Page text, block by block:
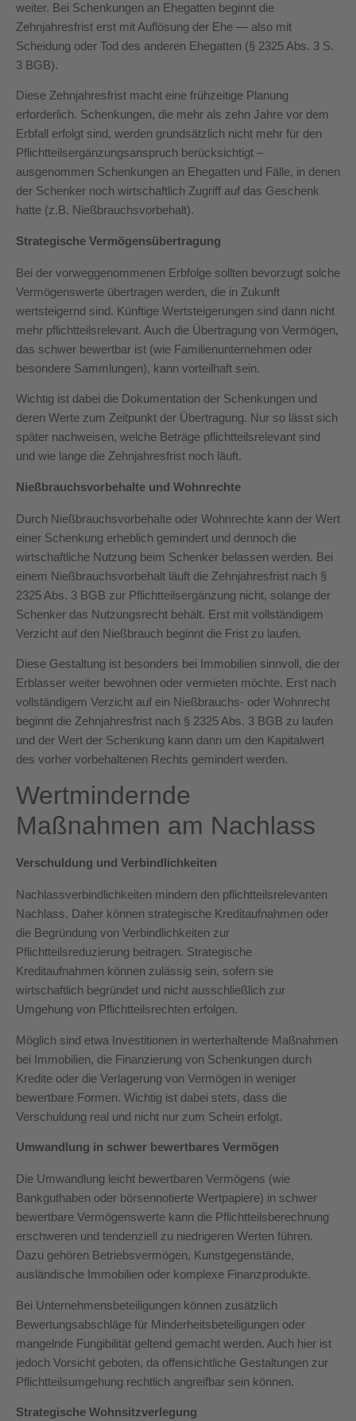
weiter. Bei Schenkungen an Ehegatten beginnt die
Zehnjahresfrist erst mit Auflösung der Ehe — also mit
Scheidung oder Tod des anderen Ehegatten (§ 2325 Abs. 3 S.
3 BGB).
Diese Zehnjahresfrist macht eine frühzeitige Planung
erforderlich. Schenkungen, die mehr als zehn Jahre vor dem
Erbfall erfolgt sind, werden grundsätzlich nicht mehr für den
Pflichtteilsergänzungsanspruch berücksichtigt –
ausgenommen Schenkungen an Ehegatten und Fälle, in denen
der Schenker noch wirtschaftlich Zugriff auf das Geschenk
hatte (z.B. Nießbrauchsvorbehalt).
Strategische Vermögensübertragung
Bei der vorweggenommenen Erbfolge sollten bevorzugt solche
Vermögenswerte übertragen werden, die in Zukunft
wertsteigernd sind. Künftige Wertsteigerungen sind dann nicht
mehr pflichtteilsrelevant. Auch die Übertragung von Vermögen,
das schwer bewertbar ist (wie Familienunternehmen oder
besondere Sammlungen), kann vorteilhaft sein.
Wichtig ist dabei die Dokumentation der Schenkungen und
deren Werte zum Zeitpunkt der Übertragung. Nur so lässt sich
später nachweisen, welche Beträge pflichtteilsrelevant sind
und wie lange die Zehnjahresfrist noch läuft.
Nießbrauchsvorbehalte und Wohnrechte
Durch Nießbrauchsvorbehalte oder Wohnrechte kann der Wert
einer Schenkung erheblich gemindert und dennoch die
wirtschaftliche Nutzung beim Schenker belassen werden. Bei
einem Nießbrauchsvorbehalt läuft die Zehnjahresfrist nach §
2325 Abs. 3 BGB zur Pflichtteilsergänzung nicht, solange der
Schenker das Nutzungsrecht behält. Erst mit vollständigem
Verzicht auf den Nießbrauch beginnt die Frist zu laufen.
Diese Gestaltung ist besonders bei Immobilien sinnvoll, die der
Erblasser weiter bewohnen oder vermieten möchte. Erst nach
vollständigem Verzicht auf ein Nießbrauchs- oder Wohnrecht
beginnt die Zehnjahresfrist nach § 2325 Abs. 3 BGB zu laufen
und der Wert der Schenkung kann dann um den Kapitalwert
des vorher vorbehaltenen Rechts gemindert werden.
Wertmindernde
Maßnahmen am Nachlass
Verschuldung und Verbindlichkeiten
Nachlassverbindlichkeiten mindern den pflichtteilsrelevanten
Nachlass. Daher können strategische Kreditaufnahmen oder
die Begründung von Verbindlichkeiten zur
Pflichtteilsreduzierung beitragen. Strategische
Kreditaufnahmen können zulässig sein, sofern sie
wirtschaftlich begründet und nicht ausschließlich zur
Umgehung von Pflichtteilsrechten erfolgen.
Möglich sind etwa Investitionen in werterhaltende Maßnahmen
bei Immobilien, die Finanzierung von Schenkungen durch
Kredite oder die Verlagerung von Vermögen in weniger
bewertbare Formen. Wichtig ist dabei stets, dass die
Verschuldung real und nicht nur zum Schein erfolgt.
Umwandlung in schwer bewertbares Vermögen
Die Umwandlung leicht bewertbaren Vermögens (wie
Bankguthaben oder börsennotierte Wertpapiere) in schwer
bewertbare Vermögenswerte kann die Pflichtteilsberechnung
erschweren und tendenziell zu niedrigeren Werten führen.
Dazu gehören Betriebsvermögen, Kunstgegenstände,
ausländische Immobilien oder komplexe Finanzprodukte.
Bei Unternehmensbeteiligungen können zusätzlich
Bewertungsabschläge für Minderheitsbeteiligungen oder
mangelnde Fungibilität geltend gemacht werden. Auch hier ist
jedoch Vorsicht geboten, da offensichtliche Gestaltungen zur
Pflichtteilsumgehung rechtlich angreifbar sein können.
Strategische Wohnsitzverlegung